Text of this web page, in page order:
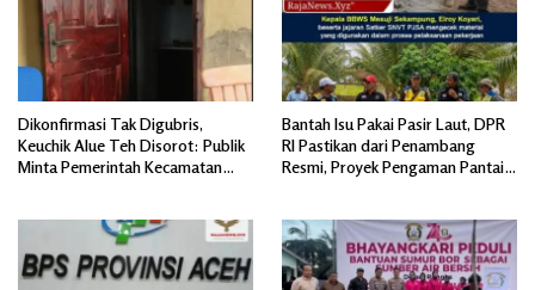
Dikonfirmasi Tak Digubris,
Keuchik Alue Teh Disorot: Publik
Minta Pemerintah Kecamatan
Bantah Isu Pakai Pasir Laut, DPR
RI Pastikan dari Penambang
Resmi, Proyek Pengaman Pantai